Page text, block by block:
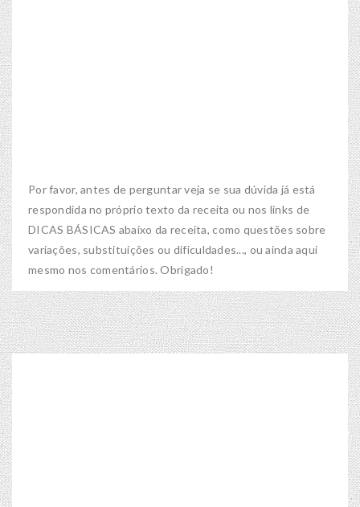
Por favor, antes de perguntar veja se sua dúvida já está
respondida no próprio texto da receita ou nos links de
DICAS BÁSICAS abaixo da receita, como questões sobre
variações, substituições ou dificuldades..., ou ainda aqui
mesmo nos comentários. Obrigado!